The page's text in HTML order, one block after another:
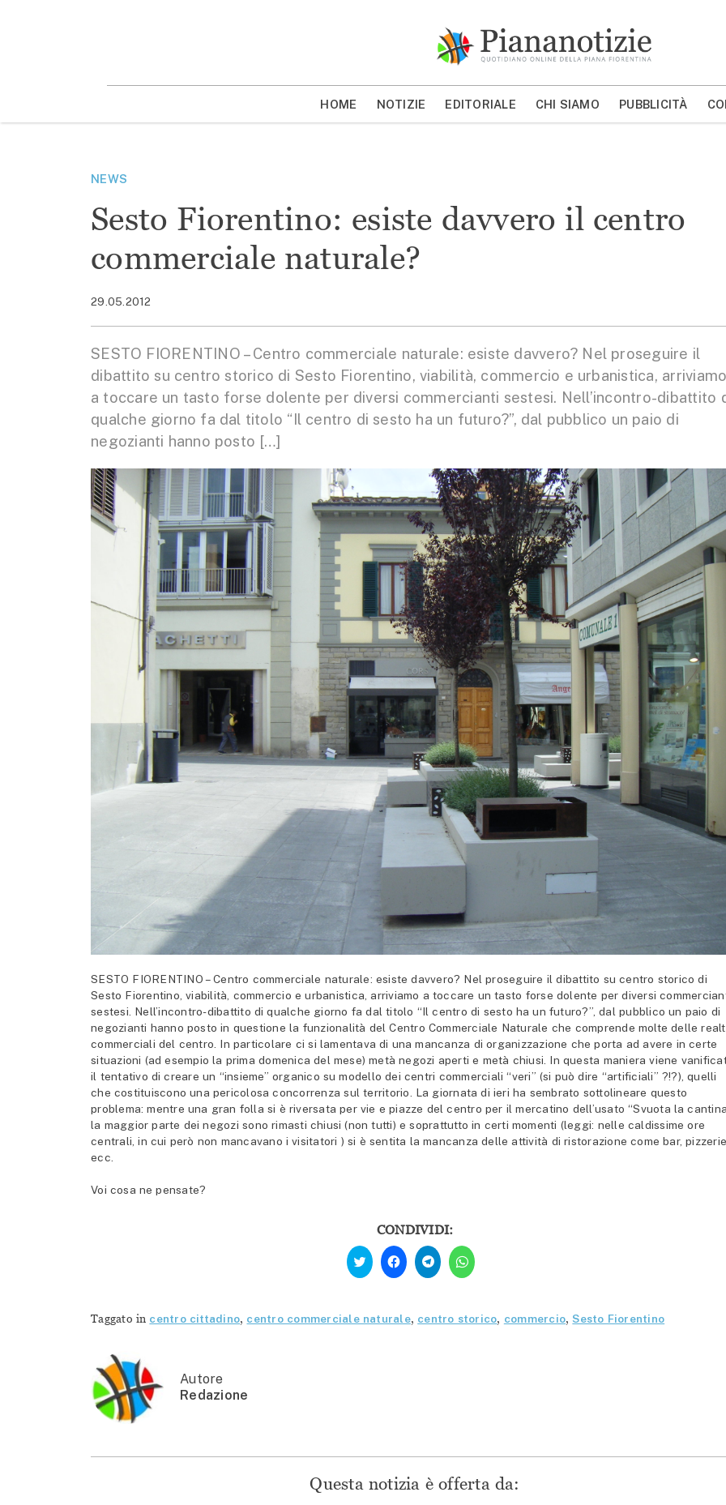
MOSTRA/NASCONDI CERCA
HOME NOTIZIE EDITORIALE CHI SIAMO PUBBLICITÀ
NEWS
Sesto Fiorentino: esiste davvero il centro
commerciale naturale?
29.05.2012
SESTO FIORENTINO – Centro commerciale naturale: esiste davvero? Nel proseguire il
dibattito su centro storico di Sesto Fiorentino, viabilità, commercio e urbanistica,
a toccare un tasto forse dolente per diversi commercianti sestesi. Nell’incontro-dibattito
qualche giorno fa dal titolo “Il centro di sesto ha un futuro?”, dal pubblico un paio di
negozianti hanno posto […]
SESTO FIORENTINO – Centro commerciale naturale: esiste davvero? Nel proseguire il dibattito su centro storico di
Sesto Fiorentino, viabilità, commercio e urbanistica, arriviamo a toccare un tasto forse dolente per diversi
sestesi. Nell’incontro-dibattito di qualche giorno fa dal titolo “Il centro di sesto ha un futuro?”, dal pubblico un paio di
negozianti hanno posto in questione la funzionalità del Centro Commerciale Naturale che comprende molte delle
commerciali del centro. In particolare ci si lamentava di una mancanza di organizzazione che porta ad avere in certe
situazioni (ad esempio la prima domenica del mese) metà negozi aperti e metà chiusi. In questa maniera viene
il tentativo di creare un “insieme” organico su modello dei centri commerciali “veri” (si può dire “artificiali” ?!?), quelli
che costituiscono una pericolosa concorrenza sul territorio. La giornata di ieri ha sembrato sottolineare questo
problema: mentre una gran folla si è riversata per vie e piazze del centro per il mercatino dell’usato “Svuota la
la maggior parte dei negozi sono rimasti chiusi (non tutti) e soprattutto in certi momenti (leggi: nelle caldissime ore
centrali, in cui però non mancavano i visitatori ) si è sentita la mancanza delle attività di ristorazione come bar,
ecc.
Voi cosa ne pensate?
CONDIVIDI:
Fai
clic
qui
Twitter
(Si
Fai
clic
per
condividere
(Si
apre
Fai
clic
per
condividere
(Si
apre
Fai
clic
per
(Si
apre
Taggato in centro cittadino, centro commerciale naturale, centro storico, commercio,Sesto Fiorentino
Autore
Redazione
Questa notizia è offerta da: